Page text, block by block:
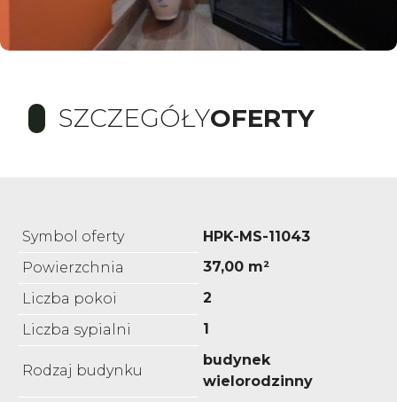
SZCZEGÓŁYOFERTY
Symbol oferty
HPK-MS-11043
Powierzchnia
37,00 m²
Liczba pokoi
2
Liczba sypialni
1
Rodzaj budynku
budynek
wielorodzinny